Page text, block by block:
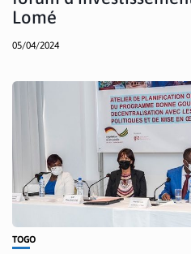
Lomé
05/04/2024
TOGO